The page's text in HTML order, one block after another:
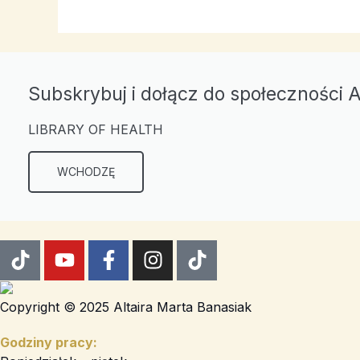
Subskrybuj i dołącz do społeczności
LIBRARY OF HEALTH
WCHODZĘ
T
i
t
k
Y
o
t
b
F
a
e
I
n
t
T
i
t
Copyright © 2025 Altaira Marta Banasiak
Godziny pracy: